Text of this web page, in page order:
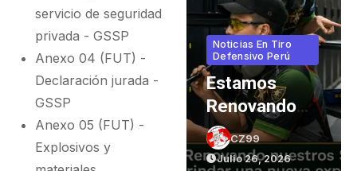
servicio de seguridad
privada - GSSP
Anexo 04 (FUT) -
Declaración jurada -
GSSP
Anexo 05 (FUT) -
Explosivos y
Armas Y
Municiones
El Cañón De
Una Pistola
Vive Menos
De 2 Minutos:
Noticias En Tiro
Defensivo Perú
Estamos
Renovando
Servidores
Para Brindar
CZ99
Julio 26, 2026